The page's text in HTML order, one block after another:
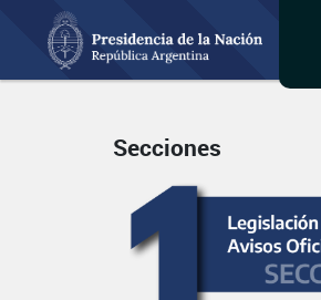
Secciones